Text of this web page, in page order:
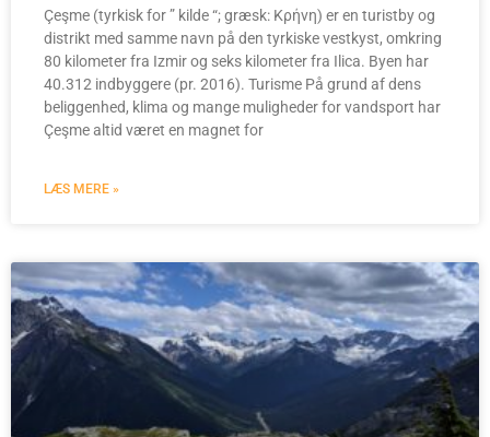
Çeşme (tyrkisk for ” kilde “; græsk: Κρήνη) er en turistby og
distrikt med samme navn på den tyrkiske vestkyst, omkring
80 kilometer fra Izmir og seks kilometer fra Ilica. Byen har
40.312 indbyggere (pr. 2016). Turisme På grund af dens
beliggenhed, klima og mange muligheder for vandsport har
Çeşme altid været en magnet for
LÆS MERE »